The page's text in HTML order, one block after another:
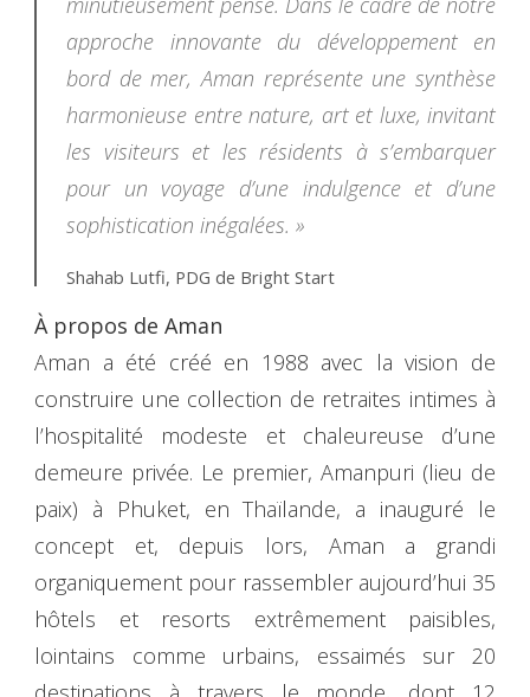
approche innovante du développement en
bord de mer, Aman représente une synthèse
harmonieuse entre nature, art et luxe, invitant
les visiteurs et les résidents à s’embarquer
pour un voyage d’une indulgence et d’une
sophistication inégalées. »
Shahab Lutfi, PDG de Bright Start
À propos de Aman
Aman a été créé en 1988 avec la vision de
construire une collection de retraites intimes à
l’hospitalité modeste et chaleureuse d’une
demeure privée. Le premier, Amanpuri (lieu de
paix) à Phuket, en Thaïlande, a inauguré le
concept et, depuis lors, Aman a grandi
organiquement pour rassembler aujourd’hui 35
hôtels et resorts extrêmement paisibles,
lointains comme urbains, essaimés sur 20